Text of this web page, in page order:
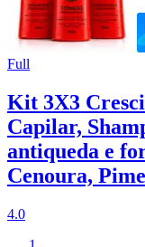
Full
Kit 3X3
Capilar,
antiqueda e
Cenoura,
4.0